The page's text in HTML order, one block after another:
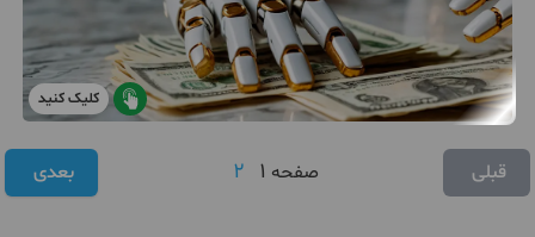
کلیک کنید
قبلی صفحه 1
2 بعدی